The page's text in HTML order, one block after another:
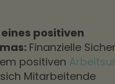
positiven
Finanzielle
positiven
Mitarbeitende